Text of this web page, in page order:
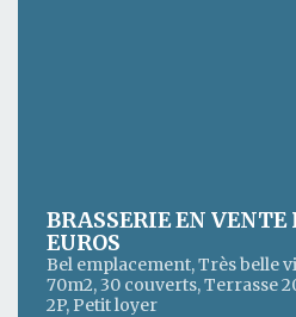
BRASSERIE EN
EUROS
Bel emplacement, Très belle
70m2, 30 couverts, Terrasse
2P, Petit loyer